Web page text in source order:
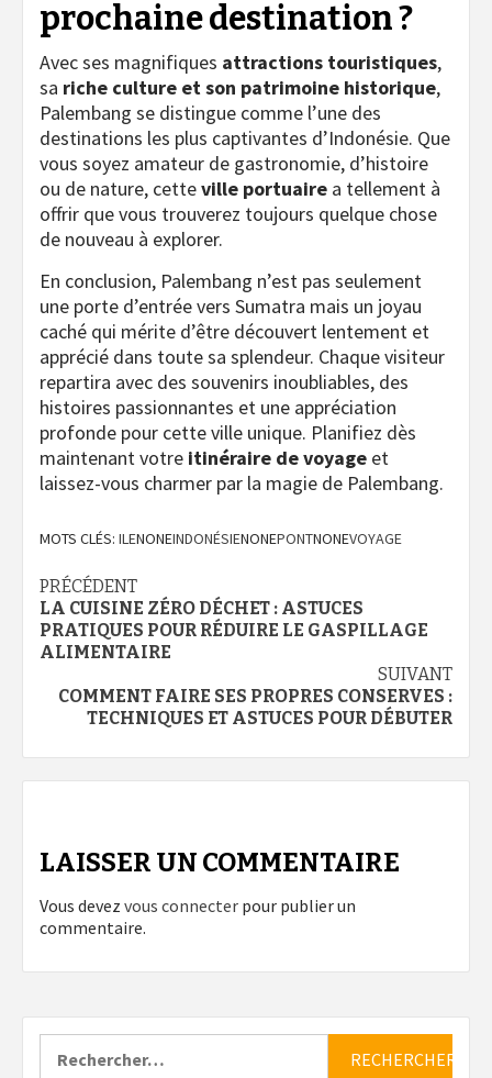
prochaine destination ?
Avec ses magnifiques attractions touristiques,
sa riche culture et son patrimoine historique,
Palembang se distingue comme l’une des
destinations les plus captivantes d’Indonésie. Que
vous soyez amateur de gastronomie, d’histoire
ou de nature, cetteville portuaire a tellement à
offrir que vous trouverez toujours quelque chose
de nouveau à explorer.
En conclusion, Palembang n’est pas seulement
une porte d’entrée vers Sumatra mais un joyau
caché qui mérite d’être découvert lentement et
apprécié dans toute sa splendeur. Chaque visiteur
repartira avec des souvenirs inoubliables, des
histoires passionnantes et une appréciation
profonde pour cette ville unique. Planifiez dès
maintenant votre itinéraire de voyage et
laissez-vous charmer par la magie de Palembang.
MOTS CLÉS: ILENONEINDONÉSIENONEPONTNONEVOYAGE
Navigation
d’article
PRÉCÉDENT
LA CUISINE ZÉRO DÉCHET : ASTUCES
PRATIQUES POUR RÉDUIRE LE GASPILLAGE
ALIMENTAIRE
SUIVANT
COMMENT FAIRE SES PROPRES CONSERVES :
TECHNIQUES ET ASTUCES POUR DÉBUTER
LAISSER UN COMMENTAIRE
Vous devez vous connecter pour publier un
commentaire.